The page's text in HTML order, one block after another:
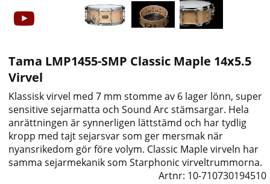
Tama LMP1455-SMP Classic Maple 14x5.5
Virvel
Klassisk virvel med 7 mm stomme av 6 lager lönn, super
sensitive sejarmatta och Sound Arc stämsargar. Hela
anrättningen är synnerligen lättstämd och har tydlig
kropp med tajt sejarsvar som ger mersmak när
nyansrikedom gör före volym. Classic Maple virveln har
samma sejarmekanik som Starphonic virveltrummorna.
Artnr: 10-710730194510